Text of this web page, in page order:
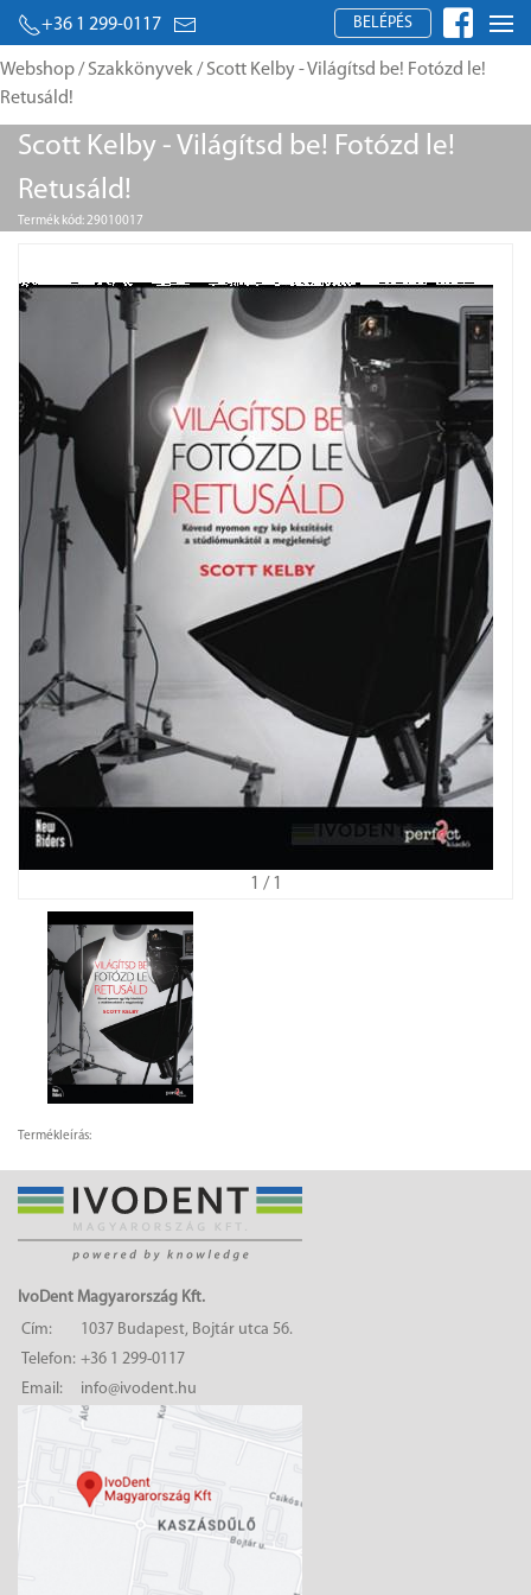
+36 1 299-0117 BELÉPÉS
Webshop/ Szakkönyvek/ Scott Kelby - Világítsd be! Fotózd le!
Retusáld!
Scott Kelby - Világítsd be! Fotózd le!
Retusáld!
Termék kód: 29010017
1 / 1
Termékleírás:
IvoDent Magyarország Kft.
Cím:
1037 Budapest, Bojtár utca 56.
Telefon: +36 1 299-0117
Email:
info@ivodent.hu